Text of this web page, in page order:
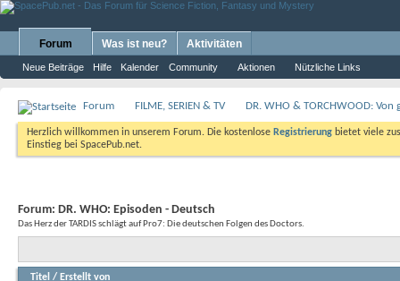
Forum
Neue Beiträge Hilfe Kalender Community Aktionen Nützliche Links
Was ist neu? Aktivitäten
Forum FILME, SERIEN & TV DR. WHO & TORCHWOOD:
Herzlich willkommen in unserem Forum. Die kostenlose Registrierung bietet viele
Einstieg bei SpacePub.net.
Forum: DR. WHO: Episoden - Deutsch
Das Herz der TARDIS schlägt auf Pro7: Die deutschen Folgen des Doctors.
Titel / Erstellt von